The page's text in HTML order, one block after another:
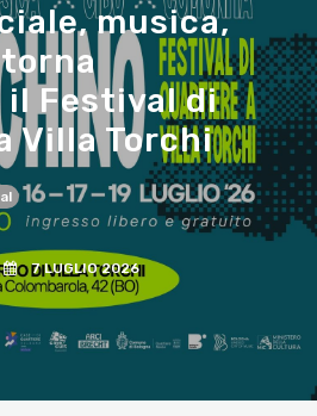
musica,
il Festival di
Villa Torchi
7 LUGLIO 2026